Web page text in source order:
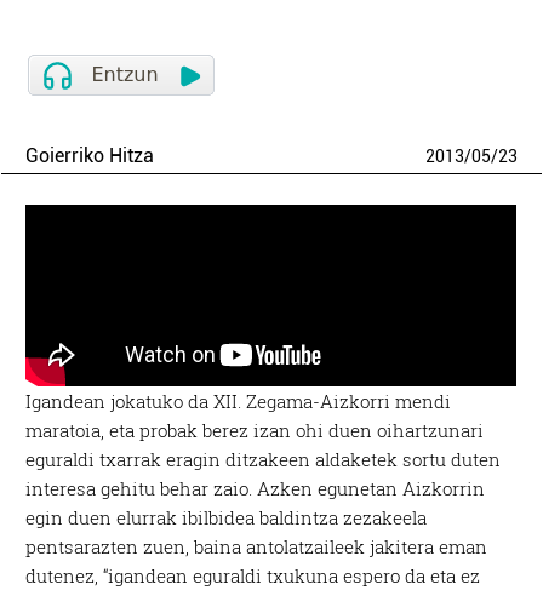
Goierriko Hitza 2013/05/23
Igandean jokatuko da XII. Zegama-Aizkorri mendi
maratoia, eta probak berez izan ohi duen oihartzunari
eguraldi txarrak eragin ditzakeen aldaketek sortu duten
interesa gehitu behar zaio. Azken egunetan Aizkorrin
egin duen elurrak ibilbidea baldintza zezakeela
pentsarazten zuen, baina antolatzaileek jakitera eman
dutenez, “igandean eguraldi txukuna espero da eta ez